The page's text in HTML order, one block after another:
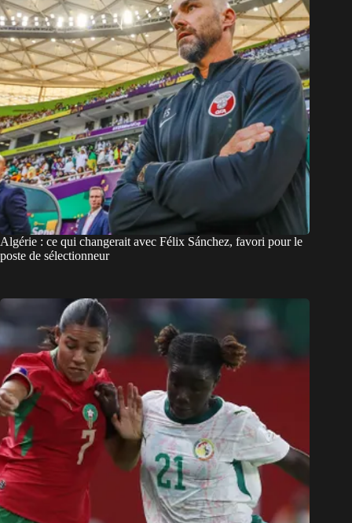
Algérie : ce qui changerait avec Félix Sánchez, favori pour le
poste de sélectionneur